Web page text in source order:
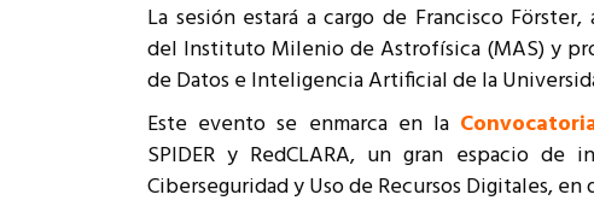
La sesión estará a cargo de Francisco
del Instituto Milenio de Astrofísica (MAS) y
de Datos e Inteligencia Artificial de la
Este evento se enmarca en la
SPIDER y RedCLARA, un gran espacio de
Ciberseguridad y Uso de Recursos Digitales, en